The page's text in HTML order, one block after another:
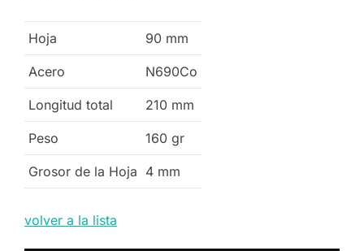
Hoja 90 mm
Acero N690Co
Longitud total 210 mm
Peso 160 gr
Grosor de la Hoja 4 mm
volver a la lista